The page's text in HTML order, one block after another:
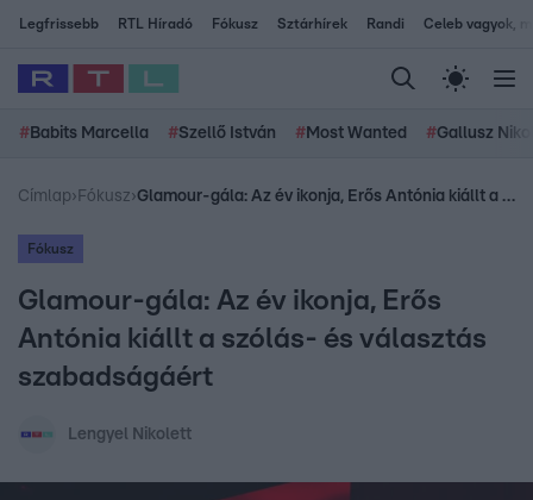
Legfrissebb RTL Híradó Fókusz Sztárhírek Randi Celeb vagyok,
# Babits Marcella #Szellő István # Most Wanted #Gallusz
Címlap› Fókusz› Glamour-gála: Az év ikonja, Erős Antónia kiállt a szólás- és választás szabadságáért
Fókusz
Glamour-gála: Az év ikonja, Erős
Antónia kiállt a szólás- és választás
szabadságáért
Lengyel Nikolett